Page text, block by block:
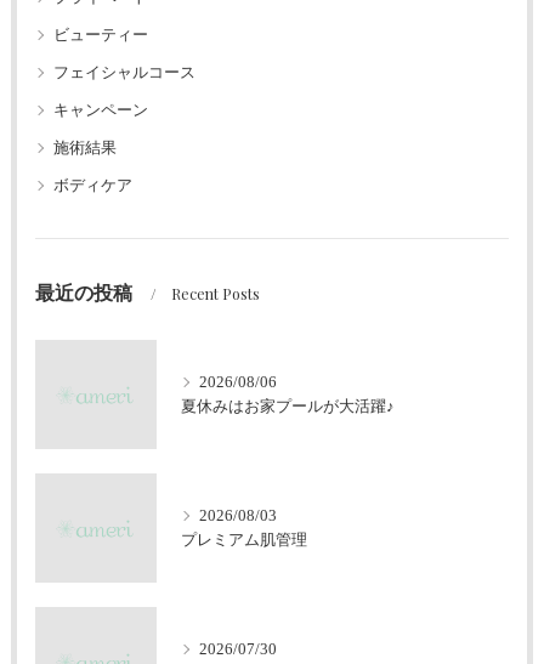
ビューティー
フェイシャルコース
キャンペーン
施術結果
ボディケア
最近の投稿 Recent Posts
2026/08/06
夏休みはお家プールが大活躍♪
2026/08/03
プレミアム肌管理
2026/07/30